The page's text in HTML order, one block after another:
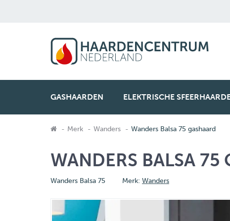
GASHAARDEN ELEKTRISCHE
Merk Wanders Wanders Balsa 75 gashaard
WANDERS BALSA 75
Wanders Balsa 75 Merk: Wanders